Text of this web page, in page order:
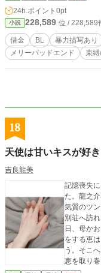
義理の弟
る。 少し
プ。 凪咲 善(なぎさ ぜん)(24)21 橘に囲われていた過去があ
る。 喜島
た。喜島
ら空回り
当たるが、
24h.ポイント 0pt
小説 228,589 位 / 228,589
借金 BL 暴力描写あり
メリーバッドエンド
束
18
天使は甘いキスが好き
吉良龍美
記憶喪失
た。龍之介
気質のツ
別荘へ訪れた恵
日、母か
をする恵
う。そこ
恵を取り